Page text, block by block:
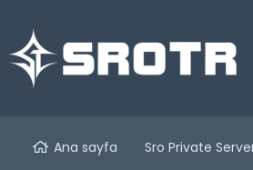
Ana sayfa Sro Private